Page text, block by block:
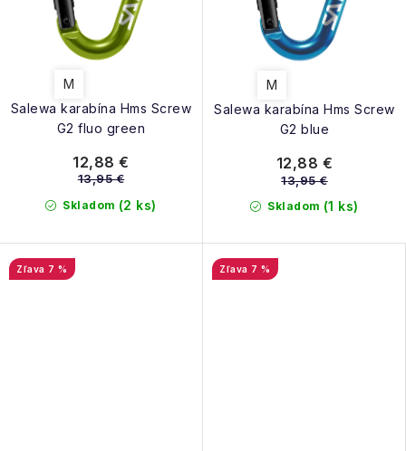
Salewa karabína Hms Screw
G2 fluo green
M
Skladom (2 ks)
12,88 €
13,95 €
Salewa karabína Hms Screw
G2 blue
M
Skladom (1 ks)
12,88 €
13,95 €
7 % 7 %